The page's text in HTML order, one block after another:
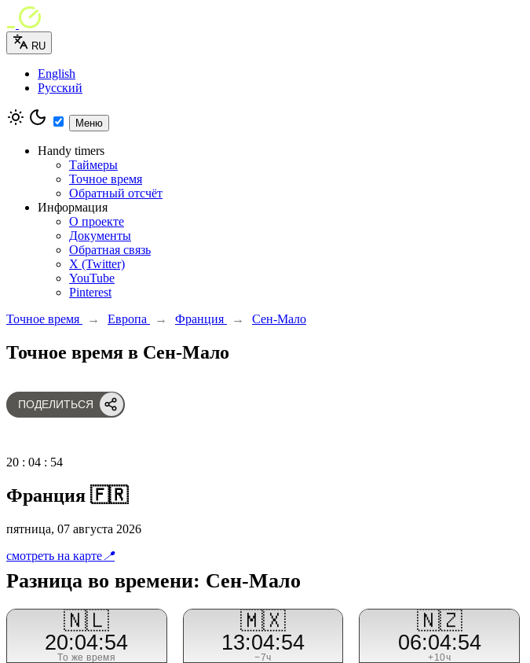
RU
English
Русский
Меню
Handy timers
Таймеры
Точное время
Обратный отсчёт
Информация
О проекте
Документы
Обратная связь
X (Twitter)
YouTube
Pinterest
Точное время
→ Европа → Франция → Сен-Мало
Точное время в Сен-Мало
ПОДЕЛИТЬСЯ
20 : 04 : 54
Франция 🇫🇷
пятница, 07 августа 2026
смотреть на карте 📍
Разница во времени: Сен-Мало
🇳🇱
20:04:54
То же время
🇲🇽
13:04:54
−7ч
🇳🇿
06:04:54
+10ч